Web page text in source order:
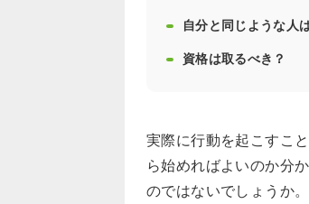
自分と同じような人
資格は取るべき？
実際に行動を起こすこ
ら始めればよいのか分
のではないでしょうか。